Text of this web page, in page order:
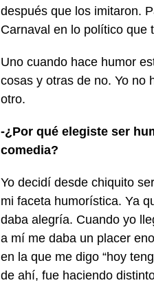
después que los imitaron.
Carnaval en lo político que
Uno cuando hace humor
cosas y otras de no. Yo no
otro.
-¿Por qué elegiste ser
comedia?
Yo decidí desde chiquito
mi faceta humorística. Ya
daba alegría. Cuando yo
a mí me daba un placer
en la que me digo “hoy
de ahí, fue haciendo